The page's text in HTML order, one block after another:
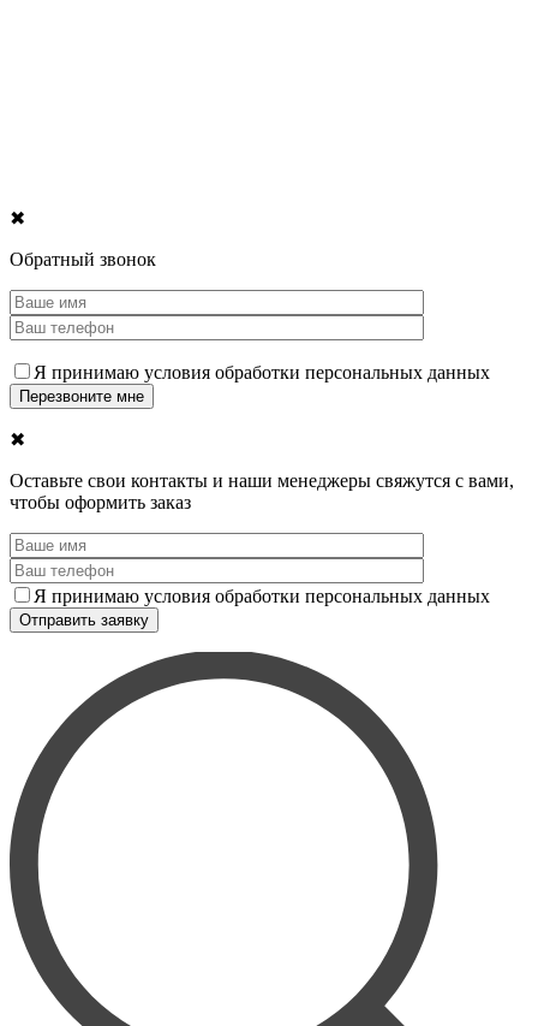
✖
Обратный звонок
Я принимаю условия обработки персональных данных
✖
Оставьте свои контакты и наши менеджеры свяжутся с вами,
чтобы оформить заказ
Я принимаю условия обработки персональных данных